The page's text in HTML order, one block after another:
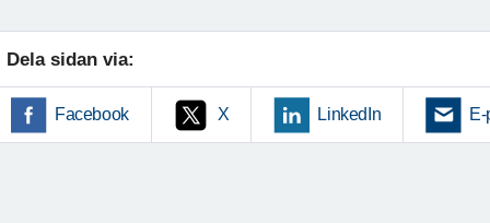
Dela sidan via:
Facebook X LinkedIn